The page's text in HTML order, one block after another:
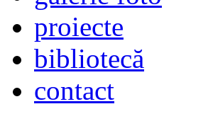
proiecte
bibliotecă
contact